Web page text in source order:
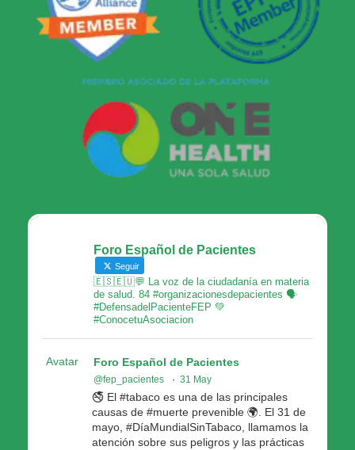
Foro Español de Pacientes
Seguir
🇪🇸🇪🇺💬 La voz de la ciudadanía en materia
de salud. 84 #organizacionesdepacientes 🗣
#DefensadelPacienteFEP 💚
#ConocetuAsociacion
Avatar Foro Español de Pacientes
@fep_pacientes · 31 May
🚭 El #tabaco es una de las principales
causas de #muerte prevenible 🌍. El 31 de
mayo, #DíaMundialSinTabaco, llamamos la
atención sobre sus peligros y las prácticas